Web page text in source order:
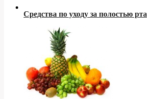
Средства по уходу за полостью рта